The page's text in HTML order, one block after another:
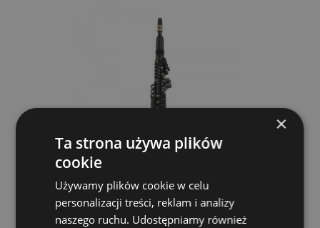
Yamaha YDS 150 Saksofon Cyfrowy
×
Ta strona używa plików
cookie
Używamy plików cookie w celu
personalizacji treści, reklam i analizy
naszego ruchu. Udostępniamy również